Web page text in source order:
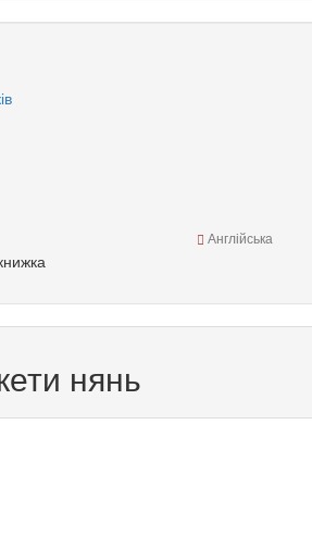
Англійська
нянь